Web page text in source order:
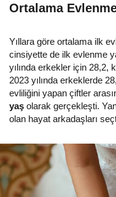
Ortalama
Yıllara göre ortalama ilk
cinsiyette de ilk evlenme
yılında erkekler için 28,2,
2023 yılında erkeklerde
evliliğini yapan çiftler
yaş olarak gerçekleşti.
olan hayat arkadaşları